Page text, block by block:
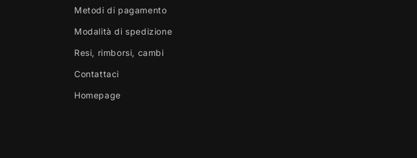
Metodi di pagamento
Modalità di spedizione
Resi, rimborsi, cambi
Contattaci
Homepage